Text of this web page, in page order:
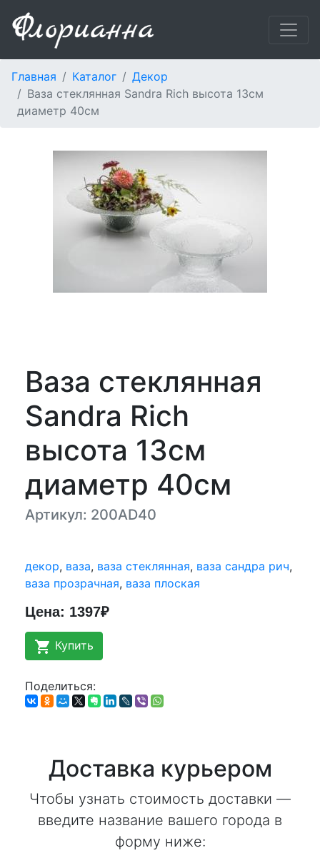
Главная Каталог
Декор
Ваза стеклянная Sandra Rich высота 13см
диаметр 40см
Ваза стеклянная
Sandra Rich
высота 13см
диаметр 40см
Артикул: 200AD40
декор, ваза, ваза стеклянная, ваза сандра рич,
ваза прозрачная, ваза плоская
Цена: 1397₽
shopping_cart Купить
Поделиться:
Доставка курьером
Чтобы узнать стоимость доставки —
введите название вашего города в
форму ниже: